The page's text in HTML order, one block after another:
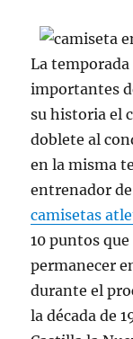
La
importantes
su historia el
doblete al
en la misma
entrenador
camisetas
10 puntos
permanecer
durante el
la década de